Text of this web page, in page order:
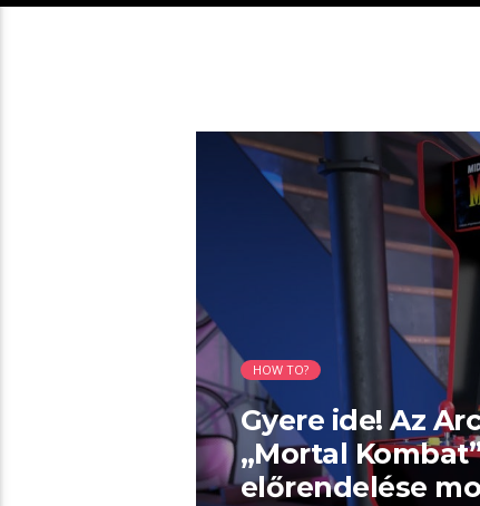
01:37 READ TIME
HOW TO?
Gyere ide! Az
„Mortal
előrendelése